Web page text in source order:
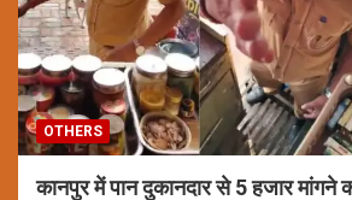
OTHERS
कानपुर में पान दुकानदार से 5 हजार मांगने